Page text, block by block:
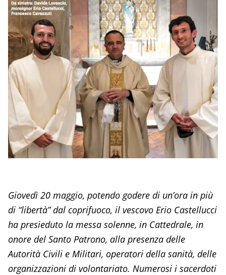
Giovedì 20 maggio, potendo godere di un’ora in più
di “libertà” dal coprifuoco, il vescovo Erio Castellucci
ha presieduto la messa solenne, in Cattedrale, in
onore del Santo Patrono, alla presenza delle
Autorità Civili e Militari, operatori della sanità, delle
organizzazioni di volontariato. Numerosi i sacerdoti